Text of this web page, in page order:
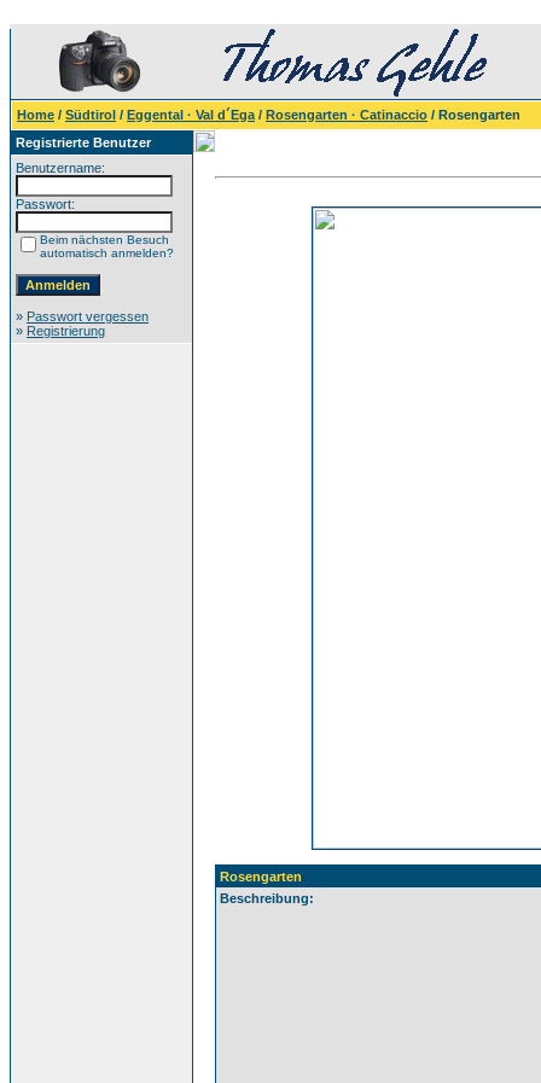
Home / Südtirol / Eggental · Val d´Ega / Rosengarten · Catinaccio / Rosengarten
Registrierte Benutzer
Benutzername:
Passwort:
Beim nächsten Besuch
automatisch anmelden?
» Passwort vergessen
» Registrierung
Rosengarten
Beschreibung: